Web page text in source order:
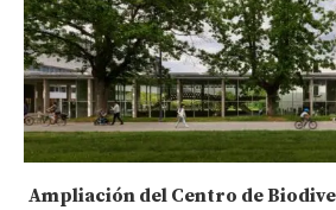
Ampliación del Centro de